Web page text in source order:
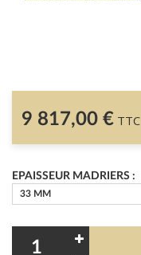
9 817,00 € TTC
EPAISSEUR MADRIERS :
33 MM